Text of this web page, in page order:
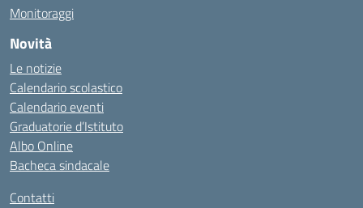
Monitoraggi
Novità
Le notizie
Calendario scolastico
Calendario eventi
Graduatorie d’Istituto
Albo Online
Bacheca sindacale
Contatti